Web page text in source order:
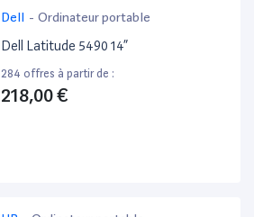
Dell - Ordinateur portable
Dell Latitude 5490 14”
284 offres à partir de :
218,00 €